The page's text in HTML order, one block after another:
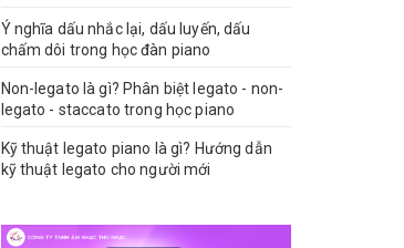
Ý nghĩa dấu nhắc lại, dấu luyến, dấu
chấm dôi trong học đàn piano
Non-legato là gì? Phân biệt legato - non-
legato - staccato trong học piano
Kỹ thuật legato piano là gì? Hướng dẫn
kỹ thuật legato cho người mới